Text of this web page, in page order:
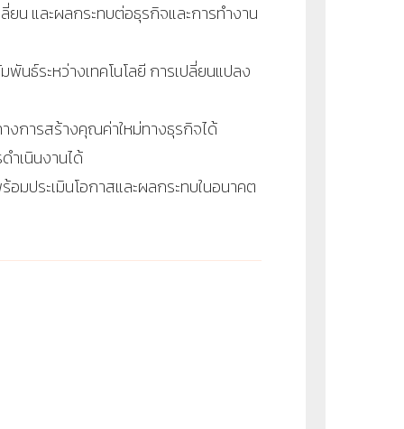
น และผลกระทบต่อธุรกิจและการทำงาน
นธ์ระหว่างเทคโนโลยี การเปลี่ยนแปลง
งการสร้างคุณค่าใหม่ทางธุรกิจได้
ำเนินงานได้
มประเมินโอกาสและผลกระทบในอนาคต